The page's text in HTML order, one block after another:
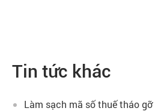
Tin tức khác
Làm sạch mã số thuế tháo gỡ